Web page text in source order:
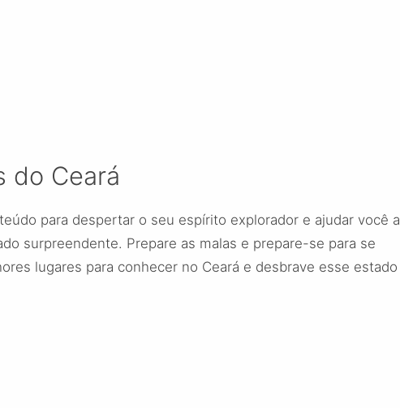
do Ceará
para despertar o seu espírito explorador e ajudar você a
surpreendente. Prepare as malas e prepare-se para se
lugares para conhecer no Ceará e desbrave esse estado